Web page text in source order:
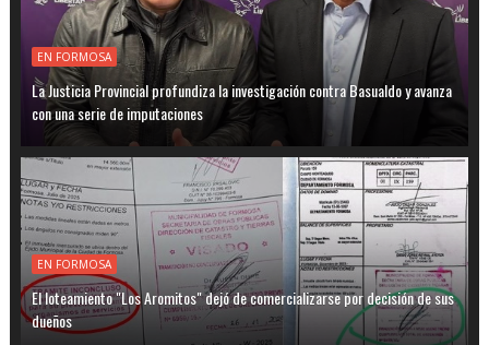
EN FORMOSA
La Justicia Provincial profundiza la investigación contra Basualdo y avanza
con una serie de imputaciones
EN FORMOSA
El loteamiento "Los Aromitos" dejó de comercializarse por decisión de sus
dueños